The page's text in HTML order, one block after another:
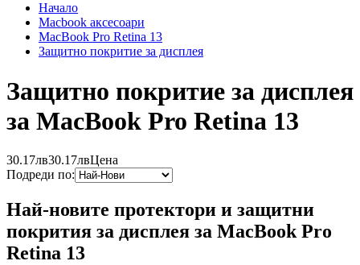
Начало
Macbook аксесоари
MacBook Pro Retina 13
Защитно покритие за дисплея
Защитно покритие за дисплея
за MacBook Pro Retina 13
30.17лв30.17лвЦена
Подреди по:
Най-новите протектори и защитни
покрития за дисплея за MacBook Pro
Retina 13